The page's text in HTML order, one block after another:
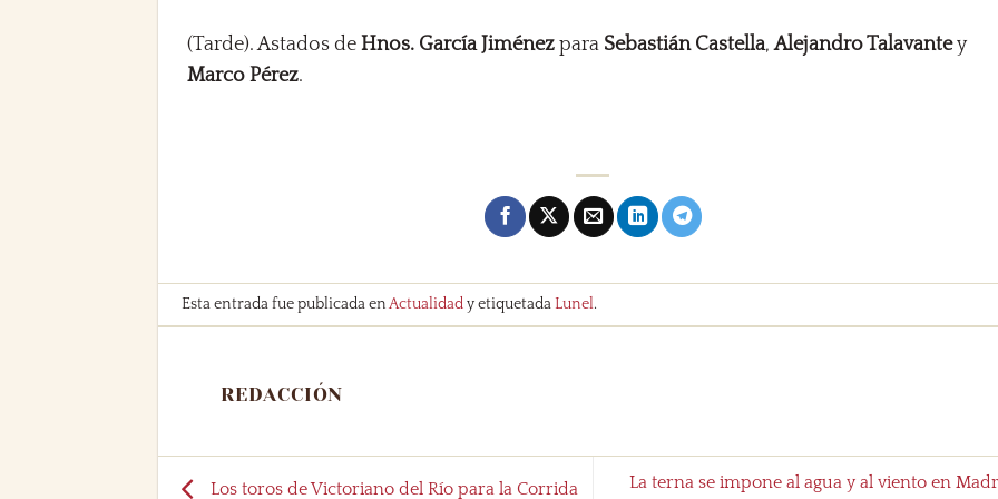
(Tarde). Astados deHnos. García Jiménez para Sebastián Castella,Alejandro Talavantey
Marco Pérez.
Esta entrada fue publicada enActualidady etiquetadaLunel.
REDACCIÓN
Los toros de Victoriano del Río para la Corrida La terna se impone al agua y al viento en